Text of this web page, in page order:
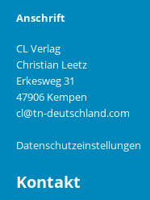
Anschrift
CL Verlag
Christian Leetz
Erkesweg 31
47906 Kempen
cl@tn-deutschland.com
Datenschutzeinstellungen
Kontakt